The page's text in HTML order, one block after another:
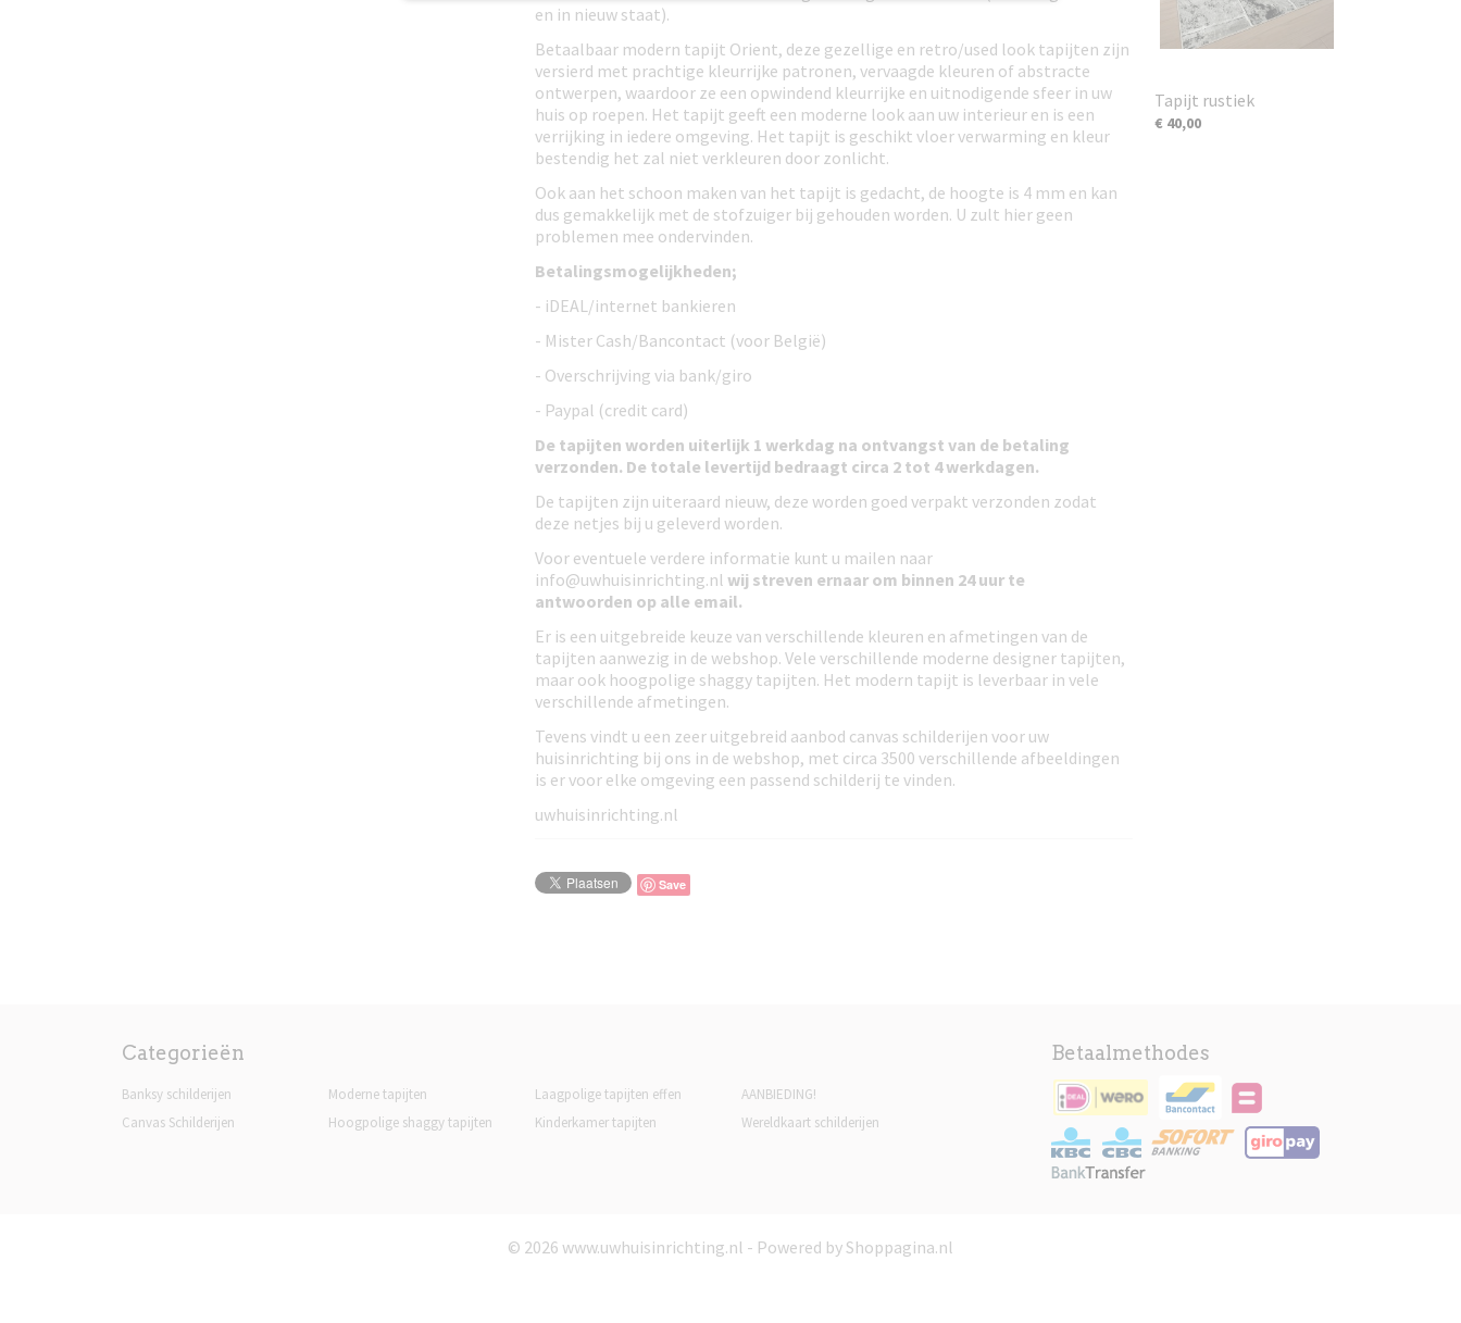
en in nieuw staat).
Betaalbaar modern tapijt Orient, deze gezellige en retro/used look tapijten zijn
versierd met prachtige kleurrijke patronen, vervaagde kleuren of abstracte
ontwerpen, waardoor ze een opwindend kleurrijke en uitnodigende sfeer in uw
huis op roepen. Het tapijt geeft een moderne look aan uw interieur en is een
verrijking in iedere omgeving. Het tapijt is geschikt vloer verwarming en kleur
bestendig het zal niet verkleuren door zonlicht.
Ook aan het schoon maken van het tapijt is gedacht, de hoogte is 4 mm en kan
dus gemakkelijk met de stofzuiger bij gehouden worden. U zult hier geen
problemen mee ondervinden.
Betalingsmogelijkheden;
- iDEAL/internet bankieren
- Mister Cash/Bancontact (voor België)
- Overschrijving via bank/giro
- Paypal (credit card)
De tapijten worden uiterlijk 1 werkdag na ontvangst van de betaling
verzonden. De totale levertijd bedraagt circa 2 tot 4 werkdagen.
De tapijten zijn uiteraard nieuw, deze worden goed verpakt verzonden zodat
deze netjes bij u geleverd worden.
Voor eventuele verdere informatie kunt u mailen naar
info@uwhuisinrichting.nl wij streven ernaar om binnen 24 uur te
antwoorden op alle email.
Er is een uitgebreide keuze van verschillende kleuren en afmetingen van de
tapijten aanwezig in de webshop. Vele verschillende moderne designer tapijten,
maar ook hoogpolige shaggy tapijten. Het modern tapijt is leverbaar in vele
verschillende afmetingen.
Tevens vindt u een zeer uitgebreid aanbod canvas schilderijen voor uw
huisinrichting bij ons in de webshop, met circa 3500 verschillende afbeeldingen
is er voor elke omgeving een passend schilderij te vinden.
uwhuisinrichting.nl
Save
Tapijt rustiek
€ 40,00
Categorieën
Banksy schilderijen
Canvas Schilderijen
Moderne tapijten
Hoogpolige shaggy tapijten
Laagpolige tapijten effen
Kinderkamer tapijten
AANBIEDING!
Wereldkaart schilderijen
Betaalmethodes
© 2026 www.uwhuisinrichting.nl - Powered by Shoppagina.nl